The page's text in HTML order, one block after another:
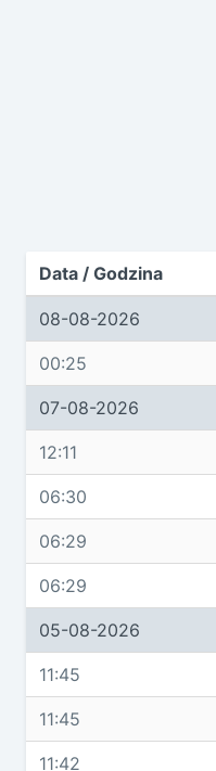
Data / Godzina
08-08-2026
00:25
07-08-2026
12:11
06:30
06:29
06:29
05-08-2026
11:45
11:45
11:42